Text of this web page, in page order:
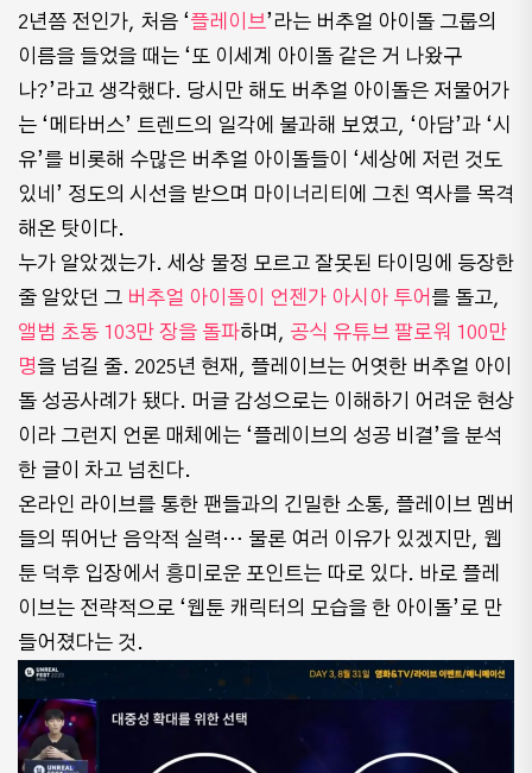
2년쯤 전인가, 처음 ‘플레이브’라는 버추얼 아이돌 그룹의
이름을 들었을 때는 ‘또 이세계 아이돌 같은 거 나왔구
나?’라고 생각했다. 당시만 해도 버추얼 아이돌은 저물어가
는 ‘메타버스’ 트렌드의 일각에 불과해 보였고, ‘아담’과 ‘시
유’를 비롯해 수많은 버추얼 아이돌들이 ‘세상에 저런 것도
있네’ 정도의 시선을 받으며 마이너리티에 그친 역사를 목격
해온 탓이다.
누가 알았겠는가. 세상 물정 모르고 잘못된 타이밍에 등장한
줄 알았던 그 버추얼 아이돌이 언젠가 아시아 투어 를 돌고,
앨범 초동 103만 장을 돌파하며, 공식 유튜브 팔로워 100만
명을 넘길 줄. 2025년 현재, 플레이브는 어엿한 버추얼 아이
돌 성공사례가 됐다. 머글 감성으로는 이해하기 어려운 현상
이라 그런지 언론 매체에는 ‘플레이브의 성공 비결’을 분석
한 글이 차고 넘친다.
온라인 라이브를 통한 팬들과의 긴밀한 소통, 플레이브 멤버
들의 뛰어난 음악적 실력… 물론 여러 이유가 있겠지만, 웹
툰 덕후 입장에서 흥미로운 포인트는 따로 있다. 바로 플레
이브는 전략적으로 ‘웹툰 캐릭터의 모습을 한 아이돌’로 만
들어졌다는 것.